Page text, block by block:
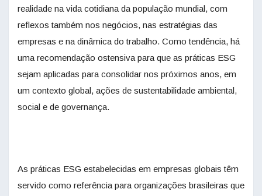
realidade na vida cotidiana da população mundial, com
reflexos também nos negócios, nas estratégias das
empresas e na dinâmica do trabalho. Como tendência, há
uma recomendação ostensiva para que as práticas ESG
sejam aplicadas para consolidar nos próximos anos, em
um contexto global, ações de sustentabilidade ambiental,
social e de governança.
As práticas ESG estabelecidas em empresas globais têm
servido como referência para organizações brasileiras que